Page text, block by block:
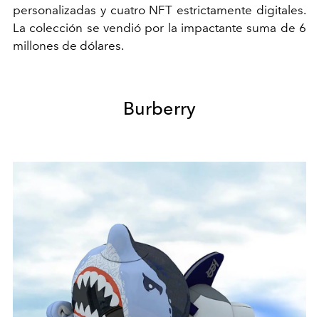
personalizadas y cuatro NFT estrictamente digitales.
La colección se vendió por la impactante suma de 6
millones de dólares.
Burberry